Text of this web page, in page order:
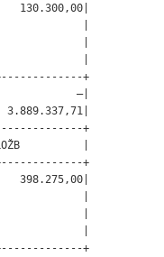
|
|             |
|             |
+
|            –|
+
|
+
398.275,00|
|             |
|             |
|             |
+